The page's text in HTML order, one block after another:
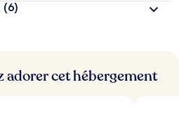
i
e
(6)
adorer cet hébergement